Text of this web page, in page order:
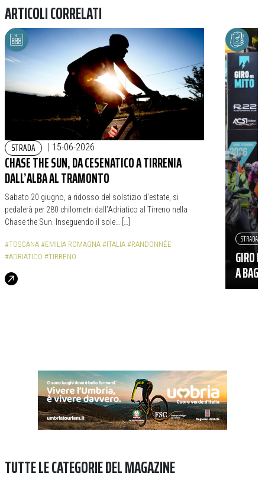
ARTICOLI CORRELATI
STRADA | 15-06-2026
CHASE THE SUN, DA CESENATICO A TIRRENIA
DALL’ALBA AL TRAMONTO
Sabato 20 giugno, a ridosso del solstizio d’estate, si
pedalerà per 280 chilometri dall’Adriatico al Tirreno nella
Chase the Sun. Inseguendo il sole… […]
#TOSCANA #EMILIA ROMAGNA #ITALIA #RANDONNÉE
#ADRIATICO #TIRRENO GIRO
A
STRADA
TUTTE LE CATEGORIE DEL MAGAZINE